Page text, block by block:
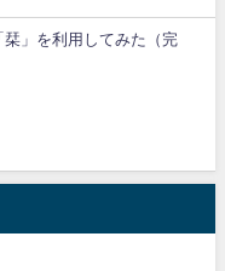
」を利用してみた（完